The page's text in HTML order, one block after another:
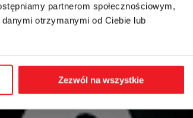
partnerom społecznościowym,
otrzymanymi od Ciebie lub
Zezwól na wszystkie